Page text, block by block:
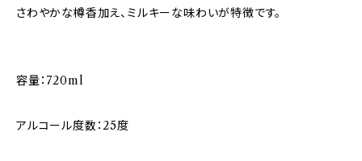
さわやかな樽香加え、ミルキーな味わいが特徴です。
容量：720ml
アルコール度数：25度